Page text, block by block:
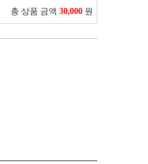
총 상품 금액 30,000 원